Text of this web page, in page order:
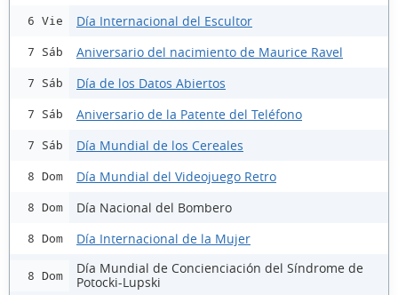
6 Vie Día Internacional del Escultor
7 Sáb Aniversario del nacimiento de Maurice Ravel
7 Sáb Día de los Datos Abiertos
7 Sáb Aniversario de la Patente del Teléfono
7 Sáb Día Mundial de los Cereales
8 Dom Día Mundial del Videojuego Retro
8 Dom Día Nacional del Bombero
8 Dom Día Internacional de la Mujer
8 Dom
Día Mundial de Concienciación del Síndrome de
Potocki-Lupski